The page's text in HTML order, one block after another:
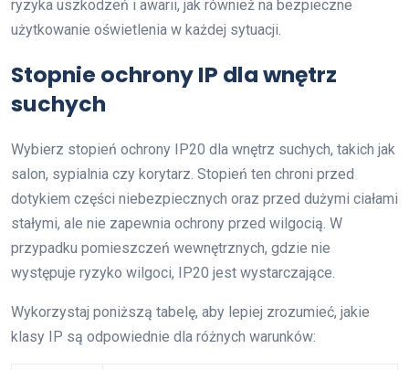
ryzyka uszkodzeń i awarii, jak również na bezpieczne
użytkowanie oświetlenia w każdej sytuacji.
Stopnie ochrony IP dla wnętrz
suchych
Wybierz stopień ochrony IP20 dla wnętrz suchych, takich jak
salon, sypialnia czy korytarz. Stopień ten chroni przed
dotykiem części niebezpiecznych oraz przed dużymi ciałami
stałymi, ale nie zapewnia ochrony przed wilgocią. W
przypadku pomieszczeń wewnętrznych, gdzie nie
występuje ryzyko wilgoci, IP20 jest wystarczające.
Wykorzystaj poniższą tabelę, aby lepiej zrozumieć, jakie
klasy IP są odpowiednie dla różnych warunków: